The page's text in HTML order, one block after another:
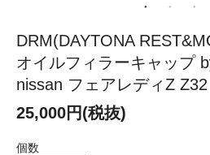
DRM(DAYTONA
オイルフィラーキャップ
nissan フェアレディZ Z32
25,000円(税抜)
個数